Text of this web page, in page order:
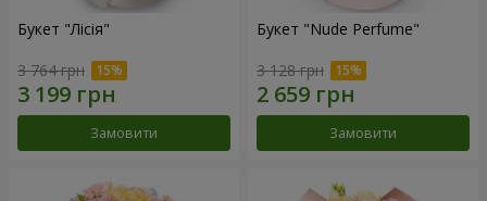
Букет "Лісія"
3 764 грн
Замовити
Букет "Nude Perfume"
3 128 грн
Замовити